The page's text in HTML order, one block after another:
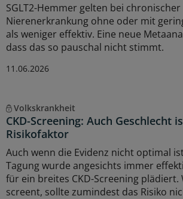
SGLT2-Hemmer gelten bei chronischer
Nierenerkrankung ohne oder mit
als weniger effektiv. Eine neue
dass das so pauschal nicht stimmt.
11.06.2026
Volkskrankheit
CKD-Screening: Auch Geschlecht
Risikofaktor
Auch wenn die Evidenz nicht optimal
Tagung wurde angesichts immer
für ein breites CKD-Screening
screent, sollte zumindest das Risiko